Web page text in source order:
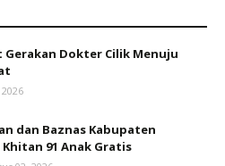
Gerakan Dokter Cilik Menuju
dan Baznas Kabupaten
91 Anak Gratis